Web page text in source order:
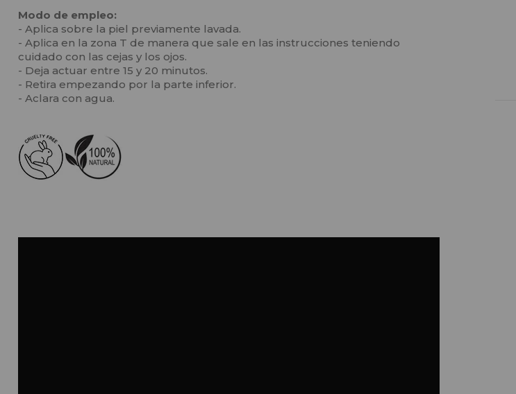
Modo de empleo:
- Aplica sobre la piel previamente lavada.
- Aplica en la zona T de manera que sale en las instrucciones teniendo
cuidado con las cejas y los ojos.
- Deja actuar entre 15 y 20 minutos.
- Retira empezando por la parte inferior.
- Aclara con agua.